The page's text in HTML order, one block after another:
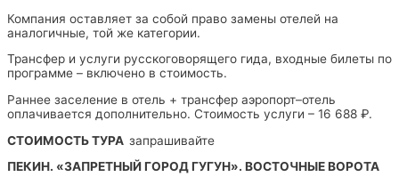
Компания оставляет за собой право замены отелей на
аналогичные, той же категории.
Трансфер и услуги русскоговорящего гида, входные билеты по
программе – включено в стоимость.
Раннее заселение в отель + трансфер аэропорт–отель
оплачивается дополнительно. Стоимость услуги – 16 688 ₽.
СТОИМОСТЬ ТУРА запрашивайте
ПЕКИН. «ЗАПРЕТНЫЙ ГОРОД ГУГУН». ВОСТОЧНЫЕ ВОРОТА